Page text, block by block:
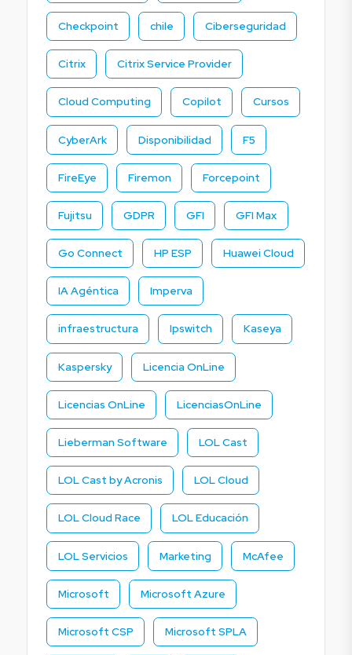
Checkpoint chile Ciberseguridad
Citrix Citrix Service Provider
Cloud Computing Copilot Cursos
CyberArk Disponibilidad F5
FireEye Firemon Forcepoint
Fujitsu GDPR GFI GFI Max
Go Connect HP ESP Huawei Cloud
IA Agéntica Imperva
infraestructura Ipswitch Kaseya
Kaspersky Licencia OnLine
Licencias OnLine LicenciasOnLine
Lieberman Software LOL Cast
LOL Cast by Acronis LOL Cloud
LOL Cloud Race LOL Educación
LOL Servicios Marketing McAfee
Microsoft Microsoft Azure
Microsoft CSP Microsoft SPLA